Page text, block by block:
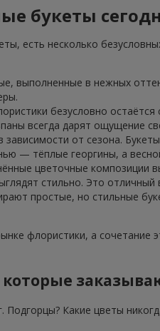
букеты
есть несколько
выполненные в нежных
безусловно
всегда дарят ощущение
от сезона.
— тёплые георгины, а
цветочные
стильно. Это
простые, но стильные
флористики, а сочетание
Какие цветы